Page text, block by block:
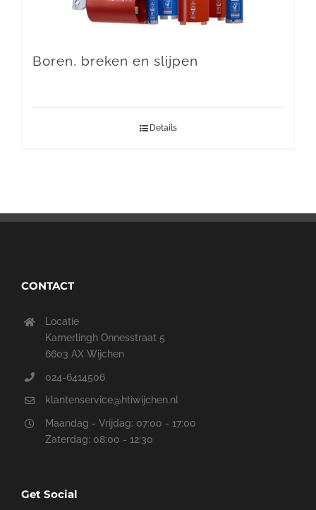
Boren, breken en slijpen
Details
CONTACT
Locatie
Kamerlingh Onnesstraat 5
6603 AX Wijchen
024-6414506
klantenservice@htiwijchen.nl
Maandag - Vrijdag: 07:00 - 17:00
Zaterdag: 08:00 - 12:30
Get Social